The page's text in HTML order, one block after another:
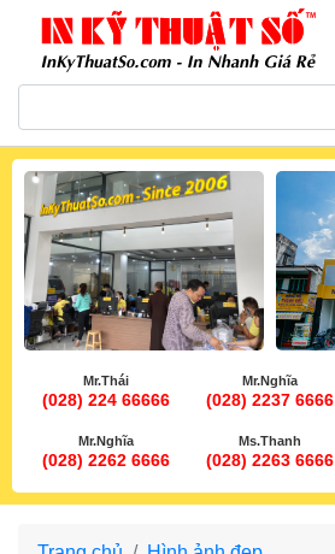
inkythuatso.com
Mr.Thái
(028) 224 66666
Mr.Nghĩa
(028) 2237 6666
Mr.Nghĩa
(028) 2262 6666
Ms.Thanh
(028) 2263 6666